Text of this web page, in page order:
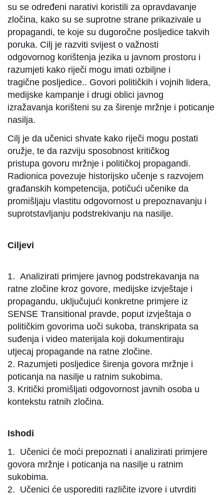
su se određeni narativi koristili za opravdavanje
zločina, kako su se suprotne strane prikazivale u
propagandi, te koje su dugoročne posljedice takvih
poruka. Cilj je razviti svijest o važnosti
odgovornog korištenja jezika u javnom prostoru i
razumjeti kako riječi mogu imati ozbiljne i
tragične posljedice.. Govori političkih i vojnih lidera,
medijske kampanje i drugi oblici javnog
izražavanja korišteni su za širenje mržnje i poticanje
nasilja.
Cilj je da učenici shvate kako riječi mogu postati
oružje, te da razviju sposobnost kritičkog
pristupa govoru mržnje i političkoj propagandi.
Radionica povezuje historijsko učenje s razvojem
građanskih kompetencija, potičući učenike da
promišljaju vlastitu odgovornost u prepoznavanju i
suprotstavljanju podstrekivanju na nasilje.
Ciljevi
1. Analizirati primjere javnog podstrekavanja na
ratne zločine kroz govore, medijske izvještaje i
propagandu, uključujući konkretne primjere iz
SENSE Transitional pravde, poput izvještaja o
političkim govorima uoči sukoba, transkripata sa
suđenja i video materijala koji dokumentiraju
utjecaj propagande na ratne zločine.
2. Razumjeti posljedice širenja govora mržnje i
poticanja na nasilje u ratnim sukobima.
3. Kritički promišljati odgovornost javnih osoba u
kontekstu ratnih zločina.
Ishodi
1. Učenici će moći prepoznati i analizirati primjere
govora mržnje i poticanja na nasilje u ratnim
sukobima.
2. Učenici će usporediti različite izvore i utvrditi